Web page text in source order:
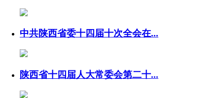
中共陕西省委十四届十次全会在...
陕西省十四届人大常委会第二十...